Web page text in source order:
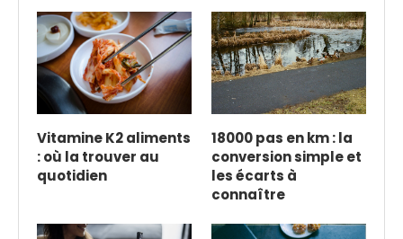
Vitamine K2 aliments
: où la trouver au
quotidien
18000 pas en km : la
conversion simple et
les écarts à
connaître